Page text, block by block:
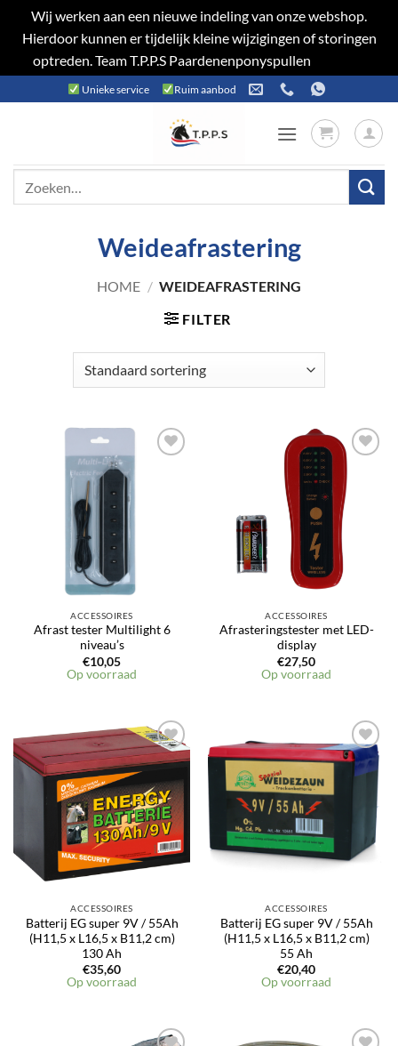
Wij werken aan een nieuwe indeling van onze webshop.
Hierdoor kunnen er tijdelijk kleine wijzigingen of storingen
optreden. Team T.P.P.S Paardenenponyspullen
naar
Unieke service Ruim aanbod
Weideafrastering
HOME / WEIDEAFRASTERING
FILTER
ACCESSOIRES
Afrast tester Multilight 6
niveau’s
€10,05
Op voorraad
ACCESSOIRES
Afrasteringstester met LED-
display
€27,50
Op voorraad
ACCESSOIRES
Batterij EG super 9V / 55Ah
(H11,5 x L16,5 x B11,2 cm)
130 Ah
€35,60
Op voorraad
ACCESSOIRES
Batterij EG super 9V / 55Ah
(H11,5 x L16,5 x B11,2 cm)
55 Ah
€20,40
Op voorraad